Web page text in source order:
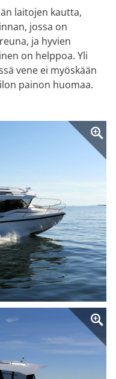
laitojen kautta,
jossa on
ja hyvien
on helppoa. Yli
vene ei myöskään
painon huomaa.